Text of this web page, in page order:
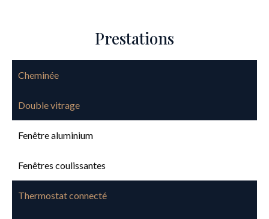
Prestations
Cheminée
Double vitrage
Fenêtre aluminium
Fenêtres coulissantes
Thermostat connecté